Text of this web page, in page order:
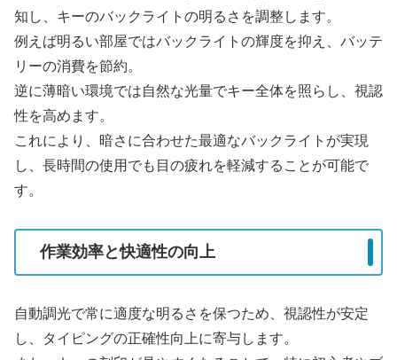
知し、キーのバックライトの明るさを調整します。
例えば明るい部屋ではバックライトの輝度を抑え、バッテ
リーの消費を節約。
逆に薄暗い環境では自然な光量でキー全体を照らし、視認
性を高めます。
これにより、暗さに合わせた最適なバックライトが実現
し、長時間の使用でも目の疲れを軽減することが可能で
す。
作業効率と快適性の向上
自動調光で常に適度な明るさを保つため、視認性が安定
し、タイピングの正確性向上に寄与します。